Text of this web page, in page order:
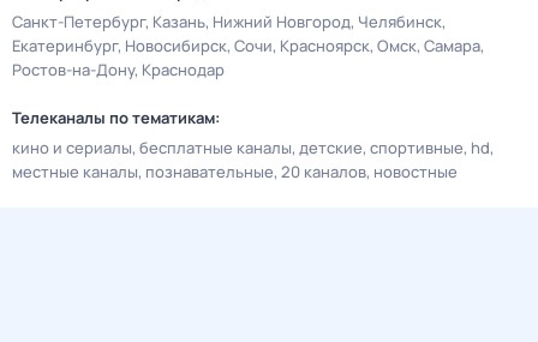
Санкт-Петербург Казань Нижний Новгород Челябинск
Екатеринбург Новосибирск Сочи Красноярск Омск Самара
Ростов-на-Дону Краснодар
Телеканалы по тематикам:
кино и сериалы бесплатные каналы детские спортивные hd
местные каналы познавательные 20 каналов новостные